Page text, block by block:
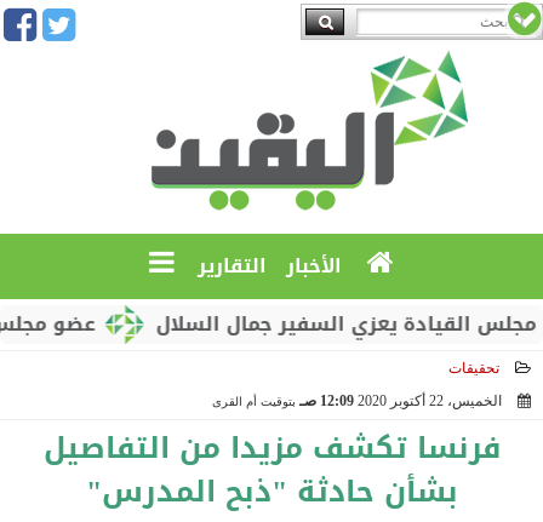
الأخبار التقارير
عضو مجلس
يعزي السفير جمال السلال
تحقيقات
الخميس، 22 أكتوبر 2020
12:09 صـ بتوقيت أم القرى
فرنسا تكشف مزيدا من التفاصيل
بشأن حادثة "ذبح المدرس"